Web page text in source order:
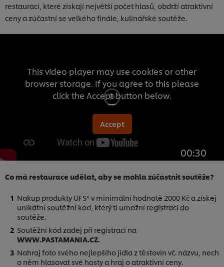
restaurací, které získají největší počet hlasů, obdrží atraktivní
ceny a zúčastní se velkého finále, kulinářské soutěže.
This video player may use cookies or other
browser storage. If you agree to this please
click the Accept button below.
Accept
00:30
Co má restaurace udělat, aby se mohla zúčastnit soutěže?
Nakup produkty UFS* v minimální hodnotě 2000 Kč a získej
unikátní soutěžní kód, který ti umožní registraci do
soutěže.
Soutěžní kód zadej při registraci na
WWW.PASTAMANIA.CZ.
Nahraj foto svého nejlepšího jídla z těstovin vč. názvu, nech
o něm hlasovat své hosty a hraj o atraktivní ceny.